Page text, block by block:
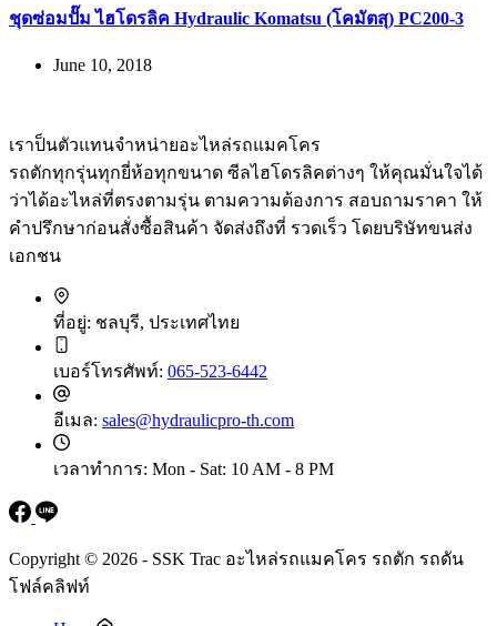
ชุดซ่อมปั๊ม ไฮโดรลิค Hydraulic Komatsu (โคมัตสุ) PC200-3
June 10, 2018
เราป็นตัวแทนจำหน่ายอะไหล่รถแมคโคร
รถตักทุกรุ่นทุกยี่ห้อทุกขนาด ซีลไฮโดรลิคต่างๆ ให้คุณมั่นใจได้
ว่าได้อะไหล่ที่ตรงตามรุ่น ตามความต้องการ สอบถามราคา ให้
คำปรึกษาก่อนสั่งซื้อสินค้า จัดส่งถึงที่ รวดเร็ว โดยบริษัทขนส่ง
เอกชน
ที่อยู่: ชลบุรี, ประเทศไทย
เบอร์โทรศัพท์: 065-523-6442
อีเมล: sales@hydraulicpro-th.com
เวลาทำการ: Mon - Sat: 10 AM - 8 PM
Copyright © 2026 - SSK Trac อะไหล่รถแมคโคร รถตัก รถดัน
โฟล์คลิฟท์